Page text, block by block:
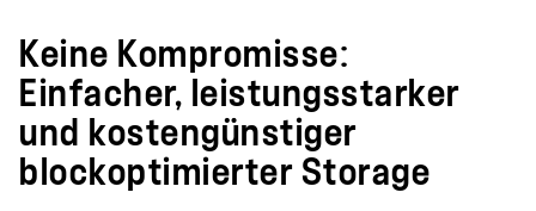
Keine Kompromisse:
Einfacher, leistungsstarker
und kostengünstiger
blockoptimierter Storage